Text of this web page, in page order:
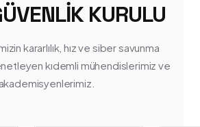
KURULU
kararlılık, hız ve siber savunma
kıdemli mühendislerimiz ve
akademisyenlerimiz.